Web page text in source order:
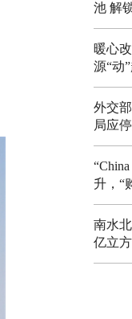
池 解
暖心
源“动
外交
局应
升，“
南水
亿立